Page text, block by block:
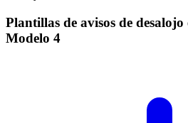
Plantillas de avisos de
Modelo 4